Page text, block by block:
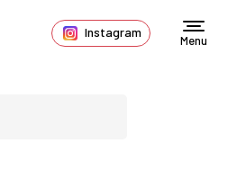
Instagram
Menu